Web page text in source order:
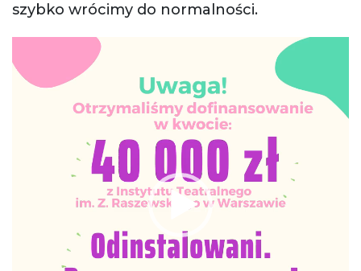
szybko wrócimy do normalności.
Odtwarzacz
video